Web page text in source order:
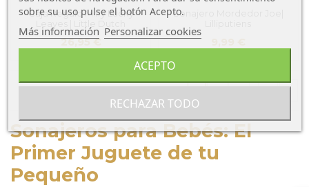
Caja Regalo Miffy Lucky
26,95 €
Sonajero Mordedor Joe|
1 2 3 … 5
Sonajeros para Bebés: El
Primer Juguete de tu
Pequeño
sobre su uso pulse el botón Acepto.
Más información Personalizar cookies
RECHAZAR TODO
ACEPTO